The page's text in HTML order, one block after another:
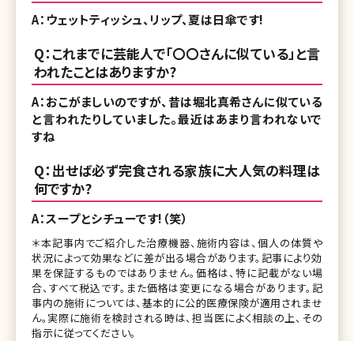
A：ウェットティッシュ、リップ、夏は日傘です!
Q：これまでに芸能人で「〇〇さんに似ている」と言
われたことはありますか?
A：おこがましいのですが、昔は堀北真希さんに似ている
と言われたりしていました。最近はあまり言われないで
すね
Q：出せば必ず完食される家族に大人気の料理は
何ですか?
A：スープとシチューです!（笑）
＊本記事内でご紹介した治療機器、施術内容は、個人の体質や
状況によって効果などに差が出る場合があります。記事により効
果を保証するものではありません。価格は、特に記載がない場
合、すべて税込です。また価格は変更になる場合があります。記
事内の施術については、基本的に公的医療保険が適用されませ
ん。実際に施術を検討される時は、担当医によく相談の上、その
指示に従ってください。